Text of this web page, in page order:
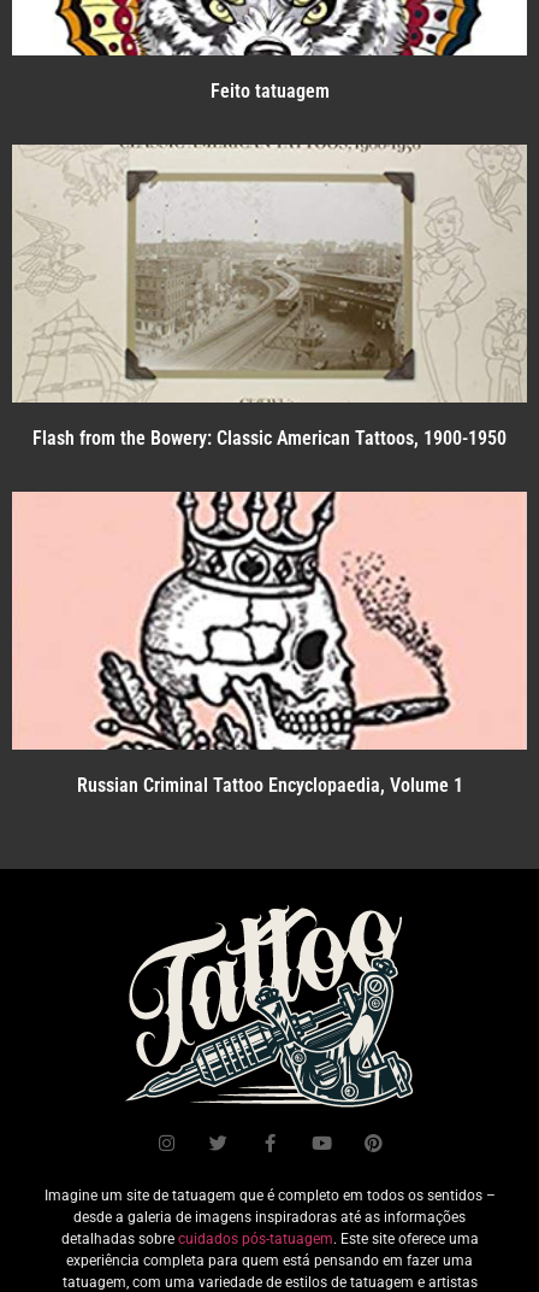
Feito tatuagem
Flash from the Bowery: Classic American Tattoos, 1900-1950
Russian Criminal Tattoo Encyclopaedia, Volume 1
Imagine um site de tatuagem que é completo em todos os sentidos –
desde a galeria de imagens inspiradoras até as informações
detalhadas sobre cuidados pós-tatuagem. Este site oferece uma
experiência completa para quem está pensando em fazer uma
tatuagem, com uma variedade de estilos de tatuagem e artistas